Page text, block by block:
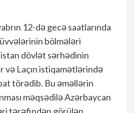
12-də gecə saatlarında
bölmələri
dövlət sərhədinin
və Laçın istiqamətlərində
törədib. Bu əməllərin
məqsədilə Azərbaycan